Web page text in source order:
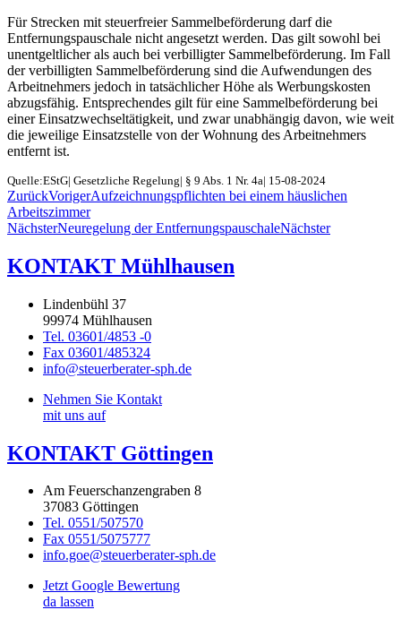
Für Strecken mit steuerfreier Sammelbeförderung darf die
Entfernungspauschale nicht angesetzt werden. Das gilt sowohl bei
unentgeltlicher als auch bei verbilligter Sammelbeförderung. Im Fall
der verbilligten Sammelbeförderung sind die Aufwendungen des
Arbeitnehmers jedoch in tatsächlicher Höhe als Werbungskosten
abzugsfähig. Entsprechendes gilt für eine Sammelbeförderung bei
einer Einsatzwechseltätigkeit, und zwar unabhängig davon, wie weit
die jeweilige Einsatzstelle von der Wohnung des Arbeitnehmers
entfernt ist.
Quelle:EStG| Gesetzliche Regelung| § 9 Abs. 1 Nr. 4a| 15-08-2024
ZurückVorigerAufzeichnungspflichten bei einem häuslichen
Arbeitszimmer
NächsterNeuregelung der EntfernungspauschaleNächster
KONTAKT Mühlhausen
Lindenbühl 37
99974 Mühlhausen
Tel. 03601/4853 -0
Fax 03601/485324
info@steuerberater-sph.de
Nehmen Sie Kontakt
mit uns auf
KONTAKT Göttingen
Am Feuerschanzengraben 8
37083 Göttingen
Tel. 0551/507570
Fax 0551/5075777
info.goe@steuerberater-sph.de
Jetzt Google Bewertung
da lassen